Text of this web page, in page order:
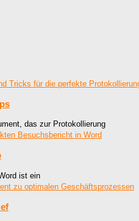
das zur Protokollierung
ist ein